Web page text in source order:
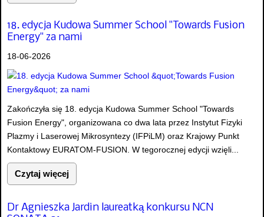
18. edycja Kudowa Summer School "Towards Fusion
Energy" za nami
18-06-2026
Zakończyła się 18. edycja Kudowa Summer School "Towards
Fusion Energy", organizowana co dwa lata przez Instytut Fizyki
Plazmy i Laserowej Mikrosyntezy (IFPiLM) oraz Krajowy Punkt
Kontaktowy EURATOM-FUSION. W tegorocznej edycji wzięli...
Czytaj więcej
Dr Agnieszka Jardin laureatką konkursu NCN